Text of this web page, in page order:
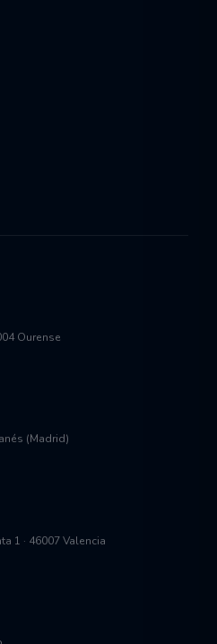
Ourense
(Madrid)
1 · 46007 Valencia